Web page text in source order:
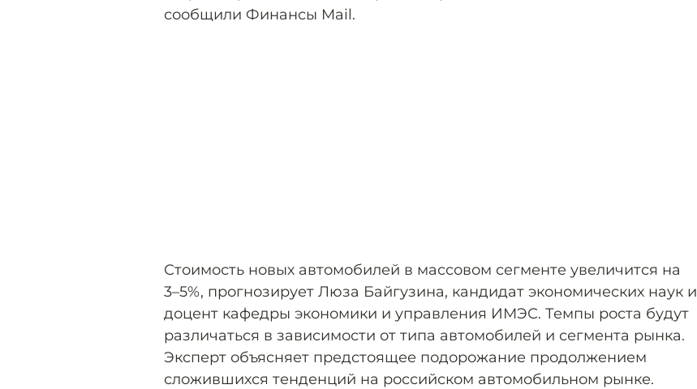
сообщили Финансы Mail.
Стоимость новых автомобилей в массовом сегменте увеличится на
3–5%, прогнозирует Люза Байгузина, кандидат экономических наук и
доцент кафедры экономики и управления ИМЭС. Темпы роста будут
различаться в зависимости от типа автомобилей и сегмента рынка.
Эксперт объясняет предстоящее подорожание продолжением
сложившихся тенденций на российском автомобильном рынке.